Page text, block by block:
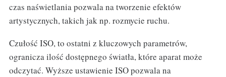
czas naświetlania pozwala na tworzenie efektów
artystycznych, takich jak np. rozmycie ruchu.
Czułość ISO, to ostatni z kluczowych parametrów,
ogranicza ilość dostępnego światła, które aparat może
odczytać. Wyższe ustawienie ISO pozwala na